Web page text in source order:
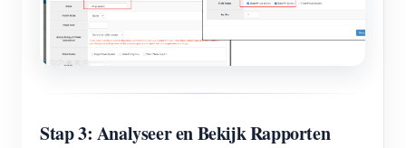
Stap 3: Analyseer en Bekijk Rapporten